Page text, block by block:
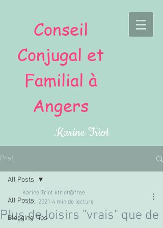
Conseil
Conjugal et
Familial à
Angers
Karine Triot
Post
All Posts
Blogging Tips
All Posts
Plus de loisirs "vrais" que de
Karine Triot ktriot@free
7 oct. 2021 4 min de lecture